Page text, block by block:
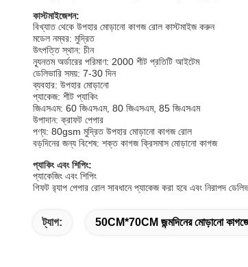
কাস্টমাইজেশন:
বিখ্যাত থেকে উপহার মোড়ানো কাগজ রোল কাস্টমাইজ করুন
মডেল নম্বর: মুদ্রিত
উৎপত্তি স্থান: চীন
ন্যূনতম অর্ডারের পরিমাণ: 2000 শীট প্রতিটি আইটেম
ডেলিভারি সময়: 7-30 দিন
ব্যবহার: উপহার মোড়ানো
প্যাকেজ: শীট প্যাকিং
জিএসএম: 60 জিএসএম, 80 জিএসএম, 85 জিএসএম
উপাদান: ক্রাফট পেপার
পণ্য: 80gsm মুদ্রিত উপহার মোড়ানো কাগজ রোল
বড়দিনের জন্য বিশেষ: শক্ত কাগজ ক্রিসমাস মোড়ানো কাগজ
প্যাকিং এবং শিপিং:
প্যাকেজিং এবং শিপিং
গিফট র‍্যাপ পেপার রোল সাবধানে প্যাকেজ করা হবে এবং নিরাপদ
ট্যাগ: 50CM*70CM জন্মদিনের মোড়ানো